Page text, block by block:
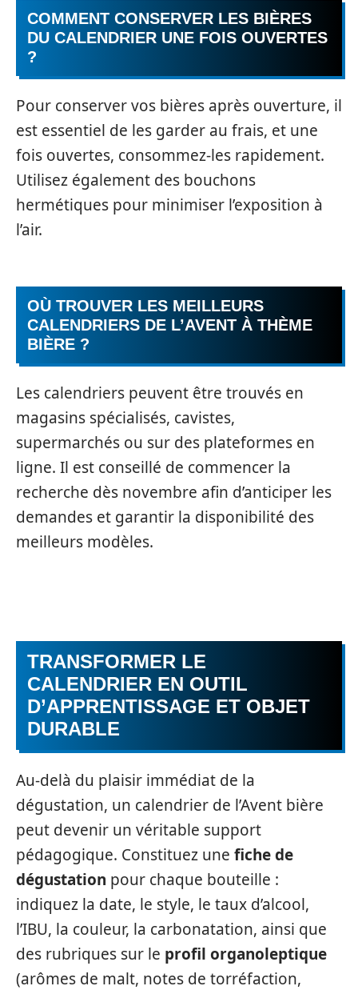
COMMENT CONSERVER LES BIÈRES
DU CALENDRIER UNE FOIS OUVERTES
?
Pour conserver vos bières après ouverture, il
est essentiel de les garder au frais, et une
fois ouvertes, consommez-les rapidement.
Utilisez également des bouchons
hermétiques pour minimiser l’exposition à
l’air.
OÙ TROUVER LES MEILLEURS
CALENDRIERS DE L’AVENT À THÈME
BIÈRE ?
Les calendriers peuvent être trouvés en
magasins spécialisés, cavistes,
supermarchés ou sur des plateformes en
ligne. Il est conseillé de commencer la
recherche dès novembre afin d’anticiper les
demandes et garantir la disponibilité des
meilleurs modèles.
TRANSFORMER LE
CALENDRIER EN OUTIL
D’APPRENTISSAGE ET OBJET
DURABLE
Au-delà du plaisir immédiat de la
dégustation, un calendrier de l’Avent bière
peut devenir un véritable support
pédagogique. Constituez une fiche de
dégustation pour chaque bouteille :
indiquez la date, le style, le taux d’alcool,
l’IBU, la couleur, la carbonatation, ainsi que
des rubriques sur le profil organoleptique
(arômes de malt, notes de torréfaction,